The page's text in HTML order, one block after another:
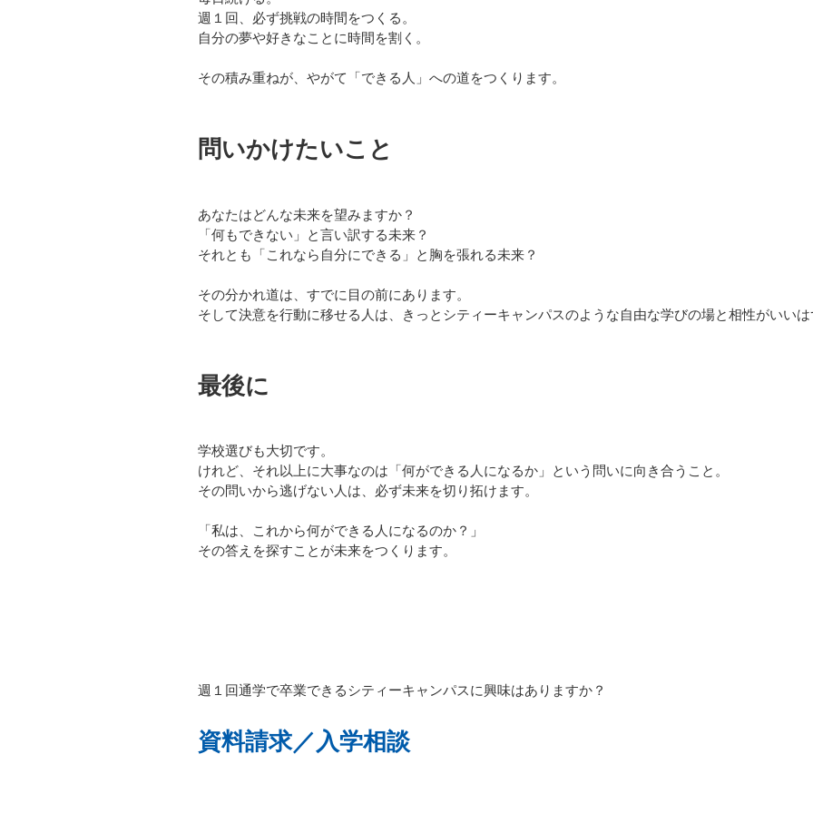
週１回、必ず挑戦の時間をつくる。
自分の夢や好きなことに時間を割く。
その積み重ねが、やがて「できる人」への道をつくります。
問いかけたいこと
あなたはどんな未来を望みますか？
「何もできない」と言い訳する未来？
それとも「これなら自分にできる」と胸を張れる未来？
その分かれ道は、すでに目の前にあります。
そして決意を行動に移せる人は、きっとシティーキャンパスのような自由な学びの場と相性がいい
最後に
学校選びも大切です。
けれど、それ以上に大事なのは「何ができる人になるか」という問いに向き合うこと。
その問いから逃げない人は、必ず未来を切り拓けます。
「私は、これから何ができる人になるのか？」
その答えを探すことが未来をつくります。
週１回通学で卒業できるシティーキャンパスに興味はありますか？
資料請求／入学相談